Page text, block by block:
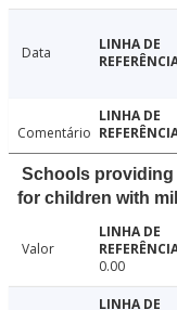
Data
Comentário
Schools
for children with
Valor
0.00